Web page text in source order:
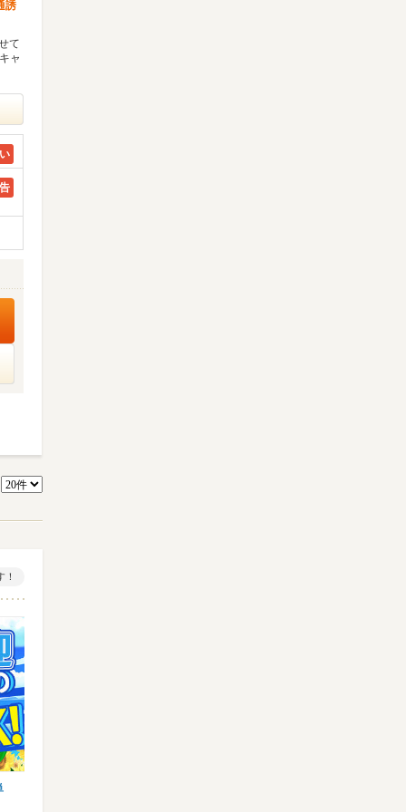
誘
て
ャ